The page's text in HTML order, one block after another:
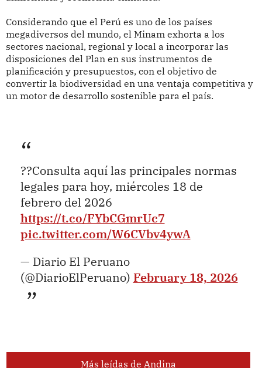
Considerando que el Perú es uno de los países
megadiversos del mundo, el Minam exhorta a los
sectores nacional, regional y local a incorporar las
disposiciones del Plan en sus instrumentos de
planificación y presupuestos, con el objetivo de
convertir la biodiversidad en una ventaja competitiva y
un motor de desarrollo sostenible para el país.
??Consulta aquí las principales normas
legales para hoy, miércoles 18 de
febrero del 2026
https://t.co/FYbCGmrUc7
pic.twitter.com/W6CVbv4ywA
— Diario El Peruano
(@DiarioElPeruano) February 18, 2026
Más leídas de Andina